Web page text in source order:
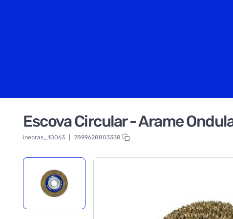
Escova Circular - Arame
inebras_10063 7899628803338